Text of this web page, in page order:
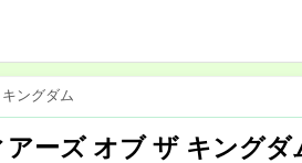
ングダム
ーズ オブ ザ キングダ